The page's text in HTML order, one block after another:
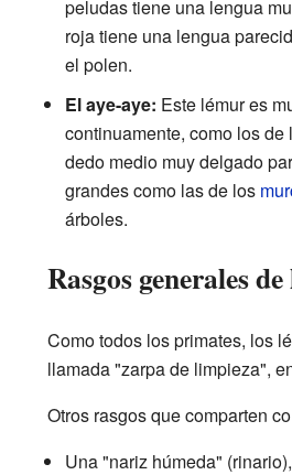
peludas tiene una lengua
roja tiene una lengua
el polen.
El aye-aye: Este lémur es
continuamente, como los
dedo medio muy delgado
grandes como las de los
árboles.
Rasgos generales
Como todos los primates, los
llamada "zarpa de limpieza",
Otros rasgos que comparten
Una "nariz húmeda"